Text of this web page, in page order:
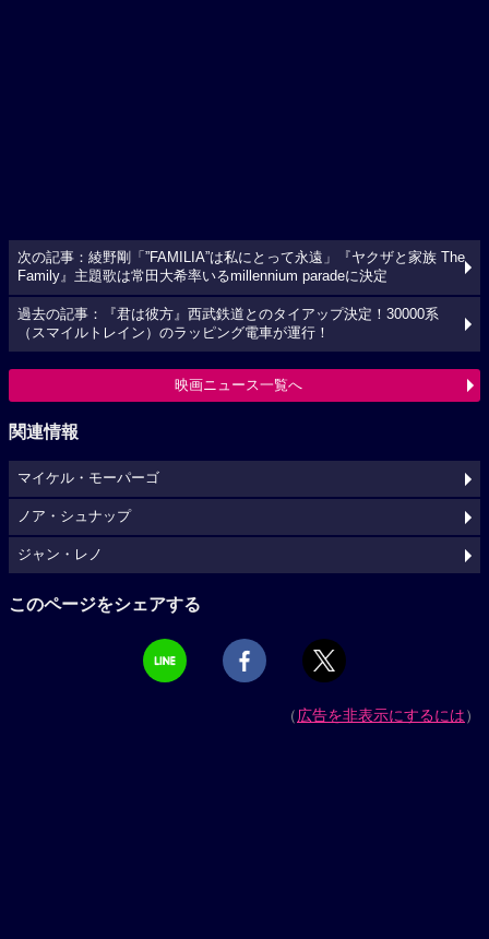
次の記事：綾野剛「”FAMILIA”は私にとって永遠」『ヤクザと家族 The
Family』主題歌は常田大希率いるmillennium paradeに決定
過去の記事：『君は彼方』西武鉄道とのタイアップ決定！30000系
（スマイルトレイン）のラッピング電車が運行！
映画ニュース一覧へ
関連情報
マイケル・モーパーゴ
ノア・シュナップ
ジャン・レノ
このページをシェアする
（広告を非表示にするには）